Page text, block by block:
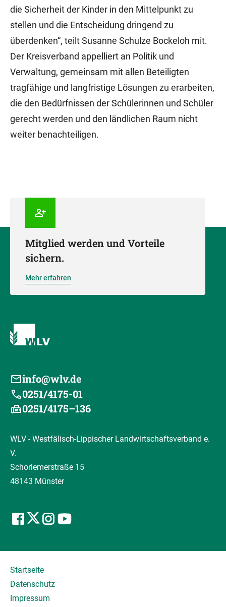
die Sicherheit der Kinder in den Mittelpunkt zu
stellen und die Entscheidung dringend zu
überdenken“, teilt Susanne Schulze Bockeloh mit.
Der Kreisverband appelliert an Politik und
Verwaltung, gemeinsam mit allen Beteiligten
tragfähige und langfristige Lösungen zu erarbeiten,
die den Bedürfnissen der Schülerinnen und Schüler
gerecht werden und den ländlichen Raum nicht
weiter benachteiligen.
Mitglied werden und Vorteile
sichern.
Mehr erfahren
info@wlv.de
0251/4175-01
0251/4175–136
WLV - Westfälisch-Lippischer Landwirtschaftsverband e.
V.
Schorlemerstraße 15
48143 Münster
Startseite
Datenschutz
Impressum